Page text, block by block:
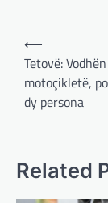
Post
navigation
⟵
Tetovë:
motoçikletë,
dy persona
Related